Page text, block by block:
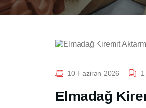
10 Haziran 2026 1
Elmadağ